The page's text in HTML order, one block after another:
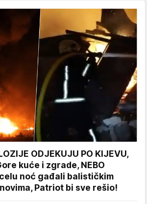
ODJEKUJU PO KIJEVU,
kuće i zgrade, NEBO
celu noć gađali balističkim
Patriot bi sve rešio!